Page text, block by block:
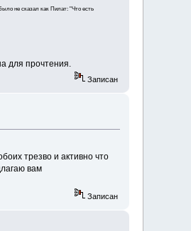
не сказал как Пилат: "Что есть
для прочтения.
Записан
трезво и активно что
вам
Записан